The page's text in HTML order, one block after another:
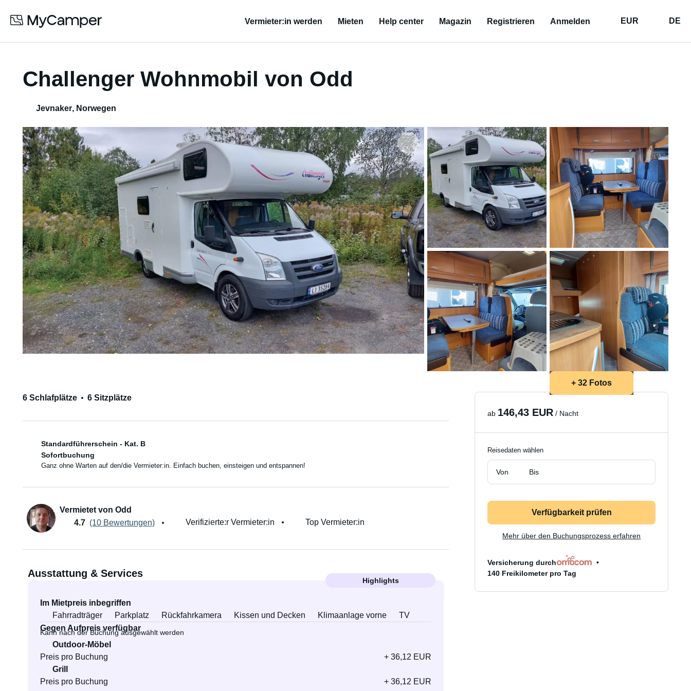
Vermieter:in werden Mieten Help center Magazin Registrieren Anmelden EUR DE
Challenger Wohnmobil von Odd
Jevnaker, Norwegen
+ 32 Fotos
6 Schlafplätze
6 Sitzplätze
Standardführerschein - Kat. B
Sofortbuchung
Ganz ohne Warten auf den/die Vermieter:in. Einfach buchen, einsteigen und entspannen!
Vermietet von Odd
4.7 (10 Bewertungen) Verifizierte:r Vermieter:in Top Vermieter:in
Ausstattung & Services
Highlights
Im Mietpreis inbegriffen
Fahrradträger
Parkplatz Rückfahrkamera Kissen und Decken Klimaanlage vorne
TV
Gegen Aufpreis verfügbar
Kann nach der Buchung ausgewählt werden
Outdoor-Möbel
Preis pro Buchung
+ 36,12 EUR
Grill
Preis pro Buchung
+ 36,12 EUR
ab 146,43 EUR / Nacht
Reisedaten wählen
Von Bis
Verfügbarkeit prüfen
Mehr über den Buchungsprozess erfahren
Versicherung durch
140 Freikilometer pro Tag